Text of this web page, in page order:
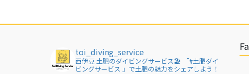
toi_diving_service
西伊豆 土肥のダイビングサービス🏖
「#土肥ダイ
ビングサービス 」で土肥の魅力をシェアしよう！